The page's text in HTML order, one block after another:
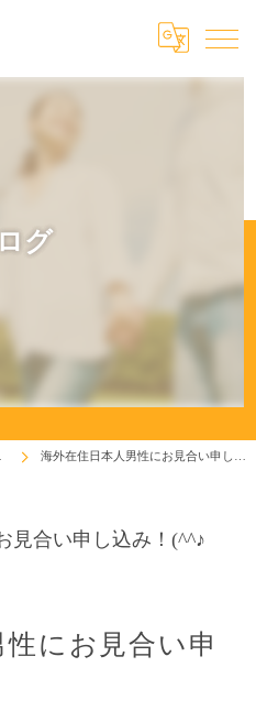
グ
海外在住日本人男性にお見合い申し込み！(^^♪
見合い申し込み！(^^♪
にお見合い申